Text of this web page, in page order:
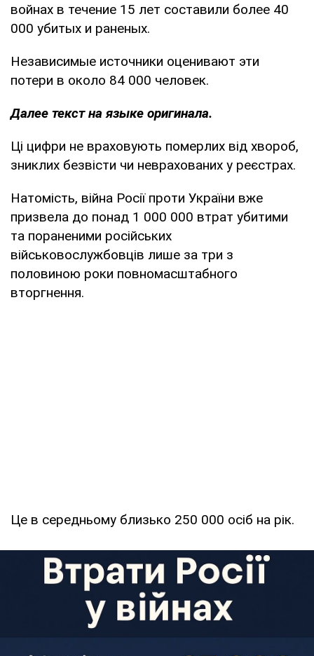
войнах в течение 15 лет составили более 40
000 убитых и раненых.
Независимые источники оценивают эти
потери в около 84 000 человек.
Далее текст на языке оригинала.
Ці цифри не враховують померлих від хвороб,
зниклих безвісти чи неврахованих у реєстрах.
Натомість, війна Росії проти України вже
призвела до понад 1 000 000 втрат убитими
та пораненими російських
військовослужбовців лише за три з
половиною роки повномасштабного
вторгнення.
Це в середньому близько 250 000 осіб на рік.